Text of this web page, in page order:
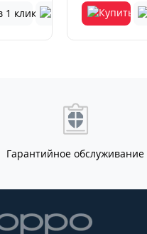
Гарантийное обслуживание